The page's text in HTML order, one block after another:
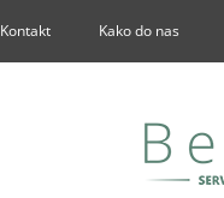
Kontakt Kako do nas